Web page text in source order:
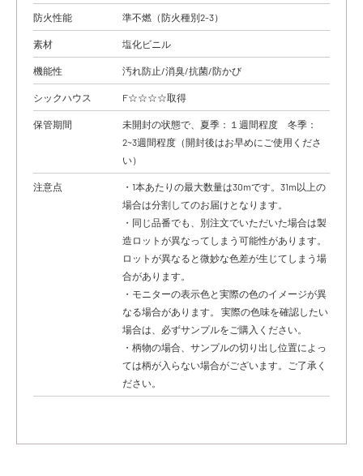
防火性能 準不燃（防火種別2-3）
素材 塩化ビニル
機能性 汚れ防止/消臭/抗菌/防かび
シックハウス F☆☆☆☆取得
保管期間
未開封の状態で、夏季：１週間程度 冬季：
2~3週間程度（開封後はお早めにご使用くださ
い）
注意点
・1本あたりの最大数量は30mです。31m以上の
場合は分割してのお届けとなります。
・同じ品番でも、別注文でいただいた場合は製
造ロットが異なってしまう可能性があります。
ロットが異なると微妙な色差が生じてしまう場
合があります。
・モニターの表示色と実際の色のイメージが異
なる場合があります。 実際の色味を確認したい
場合は、必ずサンプルをご購入ください。
・柄物の場合、サンプルの切り出し位置によっ
ては柄が入らない場合がございます。ご了承く
ださい。